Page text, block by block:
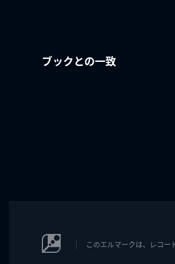
ブックとの一致
このエルマークは、レコー